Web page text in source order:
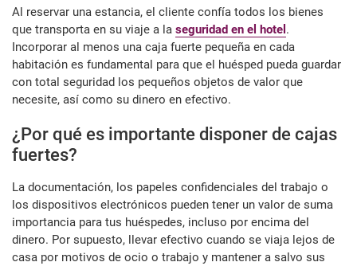
Al reservar una estancia, el cliente confía todos los bienes
que transporta en su viaje a la seguridad en el hotel .
Incorporar al menos una caja fuerte pequeña en cada
habitación es fundamental para que el huésped pueda guardar
con total seguridad los pequeños objetos de valor que
necesite, así como su dinero en efectivo.
¿Por qué es importante disponer de cajas
fuertes?
La documentación, los papeles confidenciales del trabajo o
los dispositivos electrónicos pueden tener un valor de suma
importancia para tus huéspedes, incluso por encima del
dinero. Por supuesto, llevar efectivo cuando se viaja lejos de
casa por motivos de ocio o trabajo y mantener a salvo sus